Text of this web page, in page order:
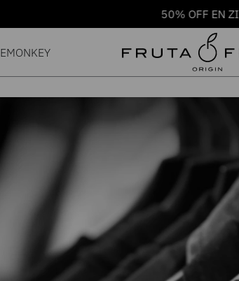
50% OFF EN
EMONKEY